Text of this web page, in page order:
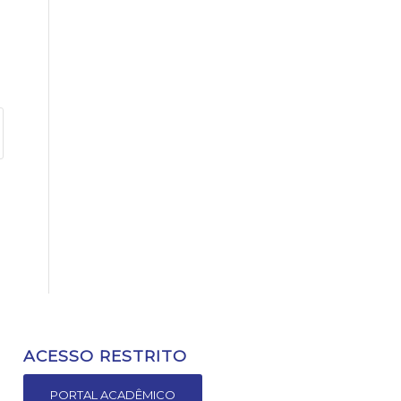
ACESSO RESTRITO
PORTAL ACADÊMICO